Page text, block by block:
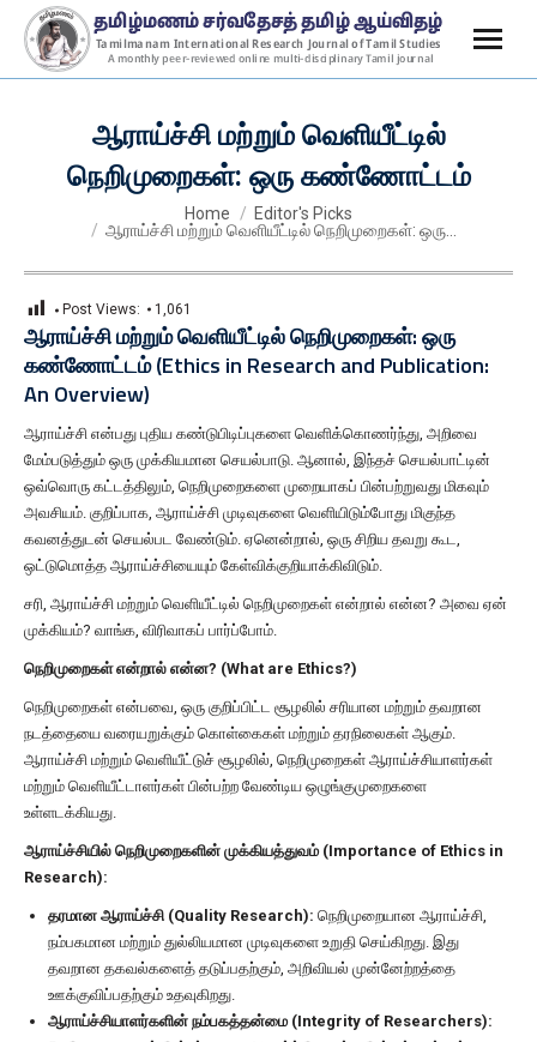
ஆராய்ச்சி மற்றும் வெளியீட்டில்
நெறிமுறைகள்: ஒரு கண்ணோட்டம்
Home
Editor's Picks
ஆராய்ச்சி மற்றும் வெளியீட்டில் நெறிமுறைகள்: ஒரு…
Post Views: 1,061
ஆராய்ச்சி மற்றும் வெளியீட்டில் நெறிமுறைகள்: ஒரு
கண்ணோட்டம் (Ethics in Research and Publication:
An Overview)
ஆராய்ச்சி என்பது புதிய கண்டுபிடிப்புகளை வெளிக்கொணர்ந்து, அறிவை
மேம்படுத்தும் ஒரு முக்கியமான செயல்பாடு. ஆனால், இந்தச் செயல்பாட்டின்
ஒவ்வொரு கட்டத்திலும், நெறிமுறைகளை முறையாகப் பின்பற்றுவது மிகவும்
அவசியம். குறிப்பாக, ஆராய்ச்சி முடிவுகளை வெளியிடும்போது மிகுந்த
கவனத்துடன் செயல்பட வேண்டும். ஏனென்றால், ஒரு சிறிய தவறு கூட,
ஒட்டுமொத்த ஆராய்ச்சியையும் கேள்விக்குறியாக்கிவிடும்.
சரி, ஆராய்ச்சி மற்றும் வெளியீட்டில் நெறிமுறைகள் என்றால் என்ன? அவை ஏன்
முக்கியம்? வாங்க, விரிவாகப் பார்ப்போம்.
நெறிமுறைகள் என்றால் என்ன? (What are Ethics?)
நெறிமுறைகள் என்பவை, ஒரு குறிப்பிட்ட சூழலில் சரியான மற்றும் தவறான
நடத்தையை வரையறுக்கும் கொள்கைகள் மற்றும் தரநிலைகள் ஆகும்.
ஆராய்ச்சி மற்றும் வெளியீட்டுச் சூழலில், நெறிமுறைகள் ஆராய்ச்சியாளர்கள்
மற்றும் வெளியீட்டாளர்கள் பின்பற்ற வேண்டிய ஒழுங்குமுறைகளை
உள்ளடக்கியது.
ஆராய்ச்சியில் நெறிமுறைகளின் முக்கியத்துவம் (Importance of Ethics in
Research):
தரமான ஆராய்ச்சி (Quality Research): நெறிமுறையான ஆராய்ச்சி,
நம்பகமான மற்றும் துல்லியமான முடிவுகளை உறுதி செய்கிறது. இது
தவறான தகவல்களைத் தடுப்பதற்கும், அறிவியல் முன்னேற்றத்தை
ஊக்குவிப்பதற்கும் உதவுகிறது.
ஆராய்ச்சியாளர்களின் நம்பகத்தன்மை (Integrity of Researchers):